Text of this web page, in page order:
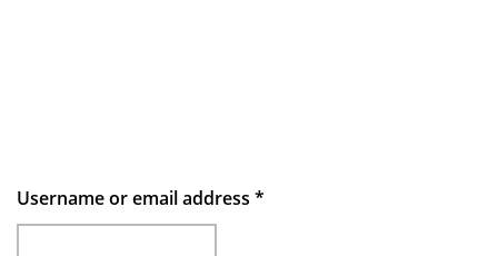
Username or email address *